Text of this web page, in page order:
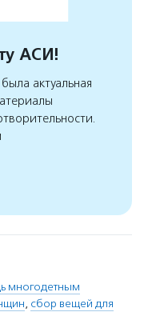
АСИ!
актуальная
многодетным
, сбор вещей для